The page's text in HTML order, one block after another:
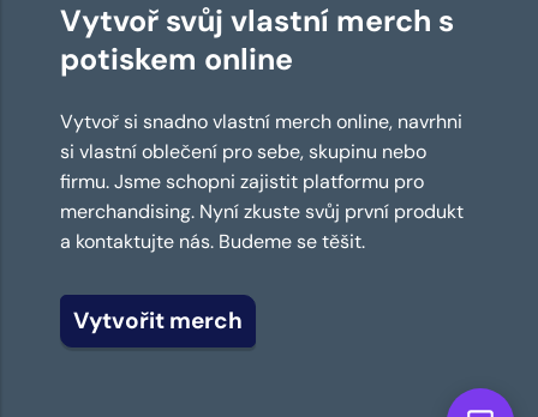
Vytvoř svůj vlastní merch s
potiskem online
Vytvoř si snadno vlastní merch online, navrhni
si vlastní oblečení pro sebe, skupinu nebo
firmu. Jsme schopni zajistit platformu pro
merchandising. Nyní zkuste svůj první produkt
a kontaktujte nás. Budeme se těšit.
Vytvořit merch